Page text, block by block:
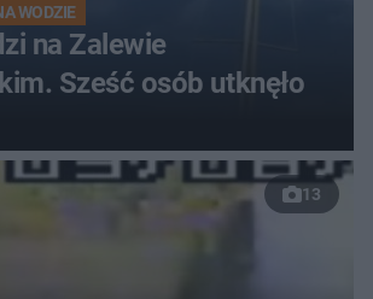
WODZIE
na Zalewie
Sześć osób utknęło
13